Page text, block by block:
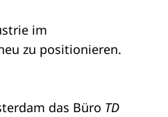
im
zu positionieren.
das Büro TD